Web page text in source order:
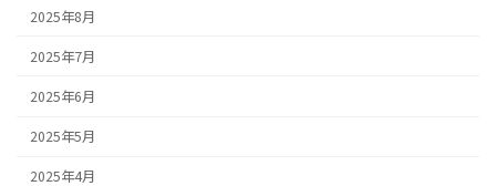
2025年8月
2025年7月
2025年6月
2025年5月
2025年4月